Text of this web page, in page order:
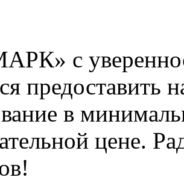
с
предоставить
в
цене.